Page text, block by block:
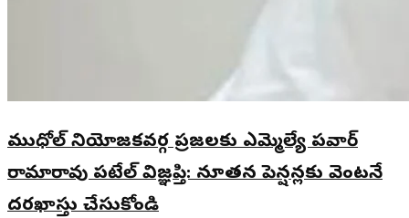
ముధోల్ నియోజకవర్గ ప్రజలకు ఎమ్మెల్యే పవార్
రామారావు పటేల్ విజ్ఞప్తి: నూతన పెన్షన్లకు వెంటనే
దరఖాస్తు చేసుకోండి